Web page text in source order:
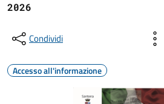
2026
Condividi
Accesso all'informazione